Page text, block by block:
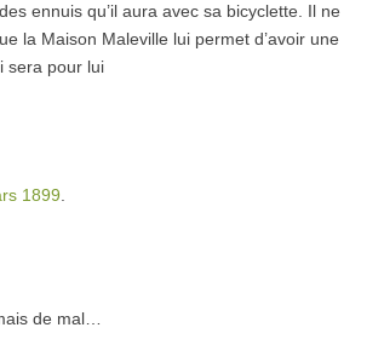
ennuis qu’il aura avec sa bicyclette. Il ne
la Maison Maleville lui permet d’avoir une
sera pour lui
1899
de mal…